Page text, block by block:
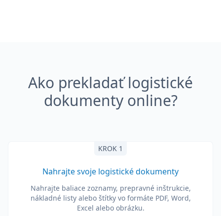
Ako prekladať logistické
dokumenty online?
KROK 1
Nahrajte svoje logistické dokumenty
Nahrajte baliace zoznamy, prepravné inštrukcie,
nákladné listy alebo štítky vo formáte PDF, Word,
Excel alebo obrázku.